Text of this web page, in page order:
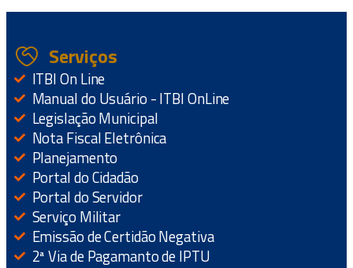
Serviços
ITBI On Line
Manual do Usuário - ITBI OnLine
Legislação Municipal
Nota Fiscal Eletrônica
Planejamento
Portal do Cidadão
Portal do Servidor
Serviço Militar
Emissão de Certidão Negativa
2ª Via de Pagamanto de IPTU